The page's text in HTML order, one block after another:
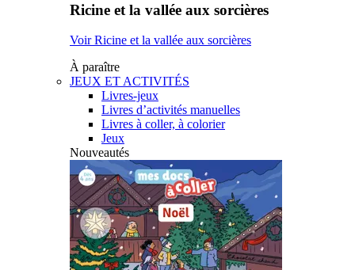
Ricine et la vallée aux sorcières
Voir Ricine et la vallée aux sorcières
À paraître
JEUX ET ACTIVITÉS
Livres-jeux
Livres d’activités manuelles
Livres à coller, à colorier
Jeux
Nouveautés